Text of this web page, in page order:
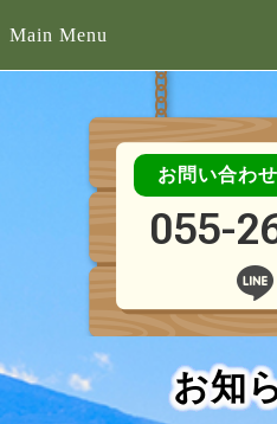
Main Menu
お問い合わ
055-
お知